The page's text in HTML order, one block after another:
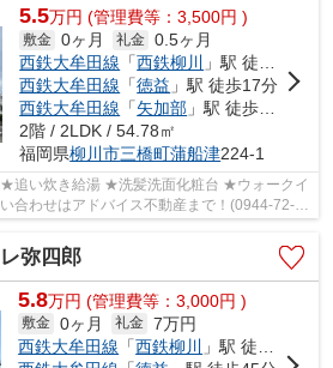
5.5万円 (管理費等：3,500円 )
敷金 0ヶ月 礼金 0.5ヶ月
西鉄大牟田線 「西鉄柳川
」駅 徒歩7分
西鉄大牟田線 「徳益 」駅 徒歩17分
西鉄大牟田線 「矢加部 」駅 徒歩21分
2階 / 2LDK / 54.78㎡
福岡県柳川市三橋町蒲船津224-1
追い炊き給湯 ★洗髪洗面化粧台 ★ウォークイ
弥四郎
5.8万円 (管理費等：3,000円 )
敷金 0ヶ月 礼金 7万円
西鉄大牟田線 「西鉄柳川
」駅 徒歩42分